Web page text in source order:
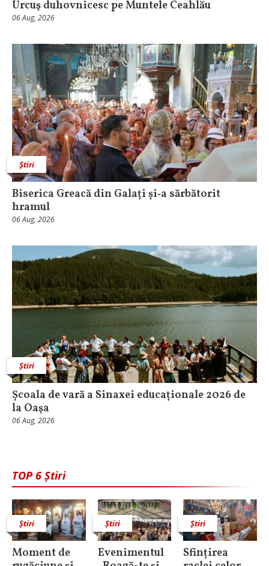
Urcuş duhovnicesc pe Muntele Ceahlău
06 Aug, 2026
Știri
Biserica Greacă din Galați și‑a sărbătorit
hramul
06 Aug, 2026
Știri
Școala de vară a Sinaxei educaționale 2026 de
la Oaşa
06 Aug, 2026
TOP 6 Știri
Știri
Moment de
Știri
Evenimentul
Știri
Sfințirea